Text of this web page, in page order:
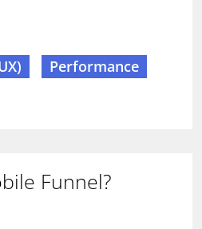
Performance
Funnel?